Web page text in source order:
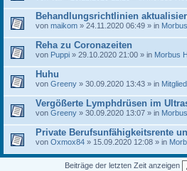
Behandlungsrichtlinien
von maikom » 24.11.2020 06:49 » in
Reha zu Coronazeiten
von Puppi » 29.10.2020 21:00 » in Morbus
Huhu
von Greeny » 30.09.2020 13:43 » in
Vergößerte Lymphdrüsen im
von Greeny » 30.09.2020 13:07 » in
Private Berufsunfähigkeitsrente
von Oxmox84 » 15.09.2020 12:08 » in
Beiträge der letzten Zeit anzeigen